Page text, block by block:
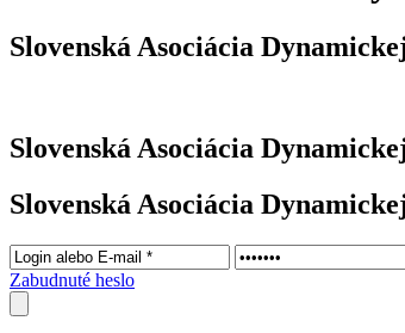
Slovenská Asociácia
Slovenská Asociácia
Slovenská Asociácia
Zabudnuté heslo